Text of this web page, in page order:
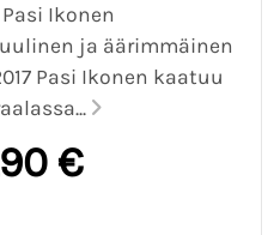
Ikonen
ja äärimmäinen
Pasi Ikonen kaatuu
€